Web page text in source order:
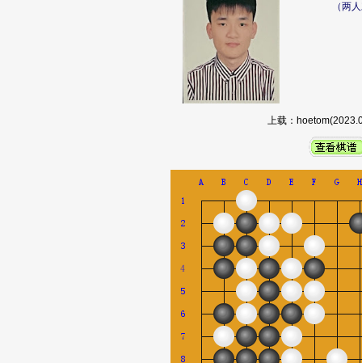
（两
上载：